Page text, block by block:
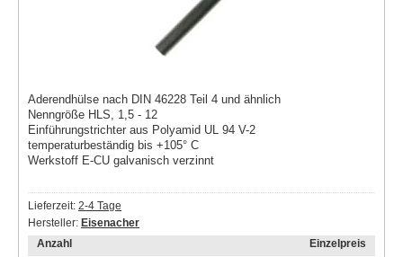
Aderendhülse nach DIN 46228 Teil 4 und ähnlich
Nenngröße HLS, 1,5 - 12
Einführungstrichter aus Polyamid UL 94 V-2
temperaturbeständig bis +105° C
Werkstoff E-CU galvanisch verzinnt
Lieferzeit: 2-4 Tage
Hersteller: Eisenacher
Anzahl
Einzelpreis